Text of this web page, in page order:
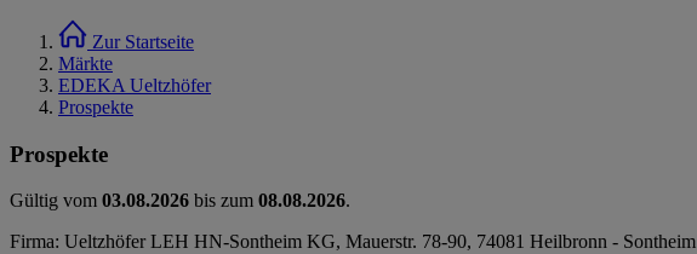
Zur Startseite
Märkte
EDEKA Ueltzhöfer
Prospekte
Prospekte
Gültig vom 03.08.2026 bis zum 08.08.2026.
Firma: Ueltzhöfer LEH HN-Sontheim KG, Mauerstr. 78-90, 74081 Heilbronn - Sontheim